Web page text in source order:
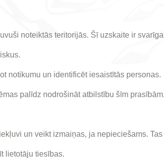
noteiktās teritorijās. Šī uzskaite ir
notikumu un identificēt iesaistītās personas.
palīdz nodrošināt atbilstību šīm prasībām.
un veikt izmaiņas, ja nepieciešams. Tas
lietotāju tiesības.